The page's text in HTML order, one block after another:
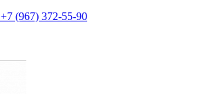
+7 (967) 372-55-90